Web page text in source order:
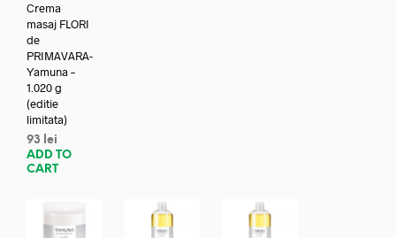
Crema
masaj FLORI
de
PRIMAVARA-
Yamuna –
1.020 g
(editie
limitata)
93
lei
ADD TO
CART